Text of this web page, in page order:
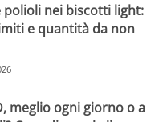
polioli nei biscotti light:
e quantità da non
meglio ogni giorno o a